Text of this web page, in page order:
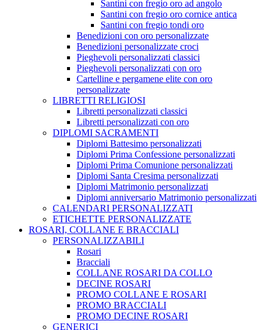
Santini con fregio oro ad angolo
Santini con fregio oro cornice antica
Santini con fregio tondi oro
Benedizioni con oro personalizzate
Benedizioni personalizzate croci
Pieghevoli personalizzati classici
Pieghevoli personalizzati con oro
Cartelline e pergamene elite con oro
personalizzate
LIBRETTI RELIGIOSI
Libretti personalizzati classici
Libretti personalizzati con oro
DIPLOMI SACRAMENTI
Diplomi Battesimo personalizzati
Diplomi Prima Confessione personalizzati
Diplomi Prima Comunione personalizzati
Diplomi Santa Cresima personalizzati
Diplomi Matrimonio personalizzati
Diplomi anniversario Matrimonio personalizzati
CALENDARI PERSONALIZZATI
ETICHETTE PERSONALIZZATE
ROSARI, COLLANE E BRACCIALI
PERSONALIZZABILI
Rosari
Bracciali
COLLANE ROSARI DA COLLO
DECINE ROSARI
PROMO COLLANE E ROSARI
PROMO BRACCIALI
PROMO DECINE ROSARI
GENERICI